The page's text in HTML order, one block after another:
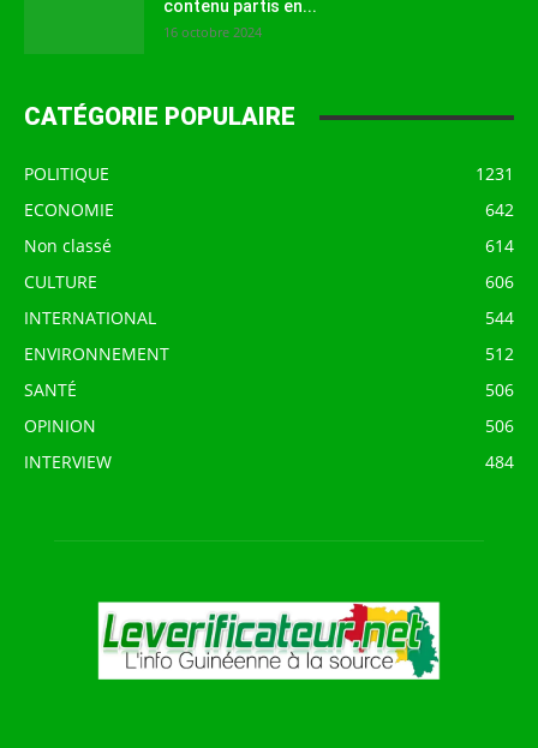
contenu partis en...
16 octobre 2024
CATÉGORIE POPULAIRE
POLITIQUE
1231
ECONOMIE
642
Non classé
614
CULTURE
606
INTERNATIONAL
544
ENVIRONNEMENT
512
SANTÉ
506
OPINION
506
INTERVIEW
484